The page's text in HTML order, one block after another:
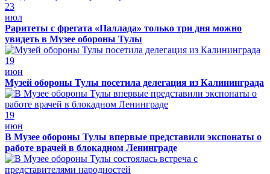
23
июл
Раритеты с фрегата «Паллада» только три дня можно
увидеть в Музее обороны Тулы
19
июн
Музей обороны Тулы посетила делегация из Калининграда
19
июн
В Музее обороны Тулы впервые представили экспонаты о
работе врачей в блокадном Ленинграде